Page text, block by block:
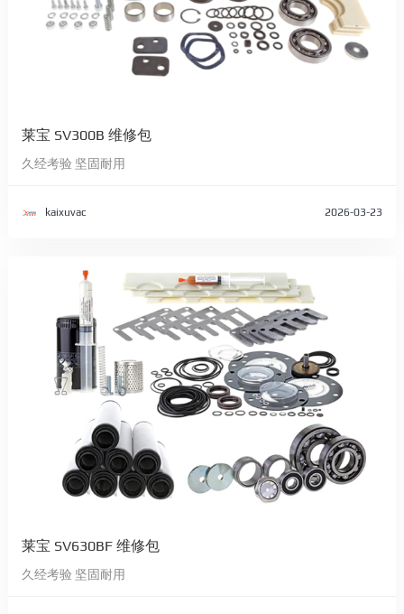
莱宝 SV300B 维修包
久经考验 坚固耐用
kaixuvac 2026-03-23
莱宝 SV630BF 维修包
久经考验 坚固耐用